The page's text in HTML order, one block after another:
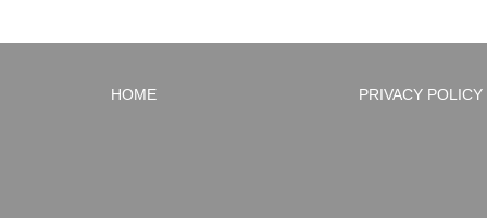
HOME PRIVACY POLICY